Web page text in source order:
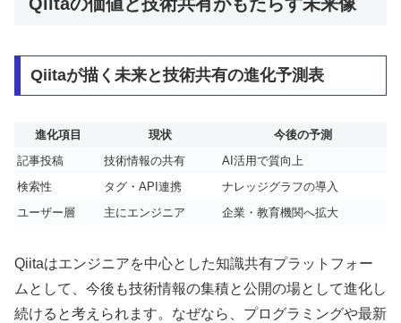
Qiitaが描く未来と技術共有の進化予測表
進化項目 現状
今後の予測
記事投稿
技術情報の共有
AI活用で質向上
検索性
タグ・API連携
ナレッジグラフの導入
ユーザー層
主にエンジニア 企業・教育機関へ拡大
Qiitaはエンジニアを中心とした知識共有プラットフォー
ムとして、今後も技術情報の集積と公開の場として進化し
続けると考えられます。なぜなら、プログラミングや最新